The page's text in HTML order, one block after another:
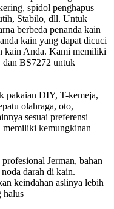
spidol penghapus
Stabilo, dll. Untuk
berbeda penanda kain
kain yang dapat dicuci
kain Anda. Kami memiliki
BS7272 untuk
pakaian DIY, T-kemeja,
olahraga, oto,
sesuai preferensi
memiliki kemungkinan
Jerman, bahan
darah di kain.
keindahan aslinya lebih
halus